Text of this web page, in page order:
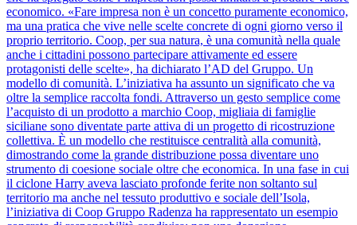
economico. «Fare impresa non è un concetto puramente economico,
ma una pratica che vive nelle scelte concrete di ogni giorno verso il
proprio territorio. Coop, per sua natura, è una comunità nella quale
anche i cittadini possono partecipare attivamente ed essere
protagonisti delle scelte», ha dichiarato l’AD del Gruppo. Un
modello di comunità. L’iniziativa ha assunto un significato che va
oltre la semplice raccolta fondi. Attraverso un gesto semplice come
l’acquisto di un prodotto a marchio Coop, migliaia di famiglie
siciliane sono diventate parte attiva di un progetto di ricostruzione
collettiva. È un modello che restituisce centralità alla comunità,
dimostrando come la grande distribuzione possa diventare uno
strumento di coesione sociale oltre che economica. In una fase in cui
il ciclone Harry aveva lasciato profonde ferite non soltanto sul
territorio ma anche nel tessuto produttivo e sociale dell’Isola,
l’iniziativa di Coop Gruppo Radenza ha rappresentato un esempio